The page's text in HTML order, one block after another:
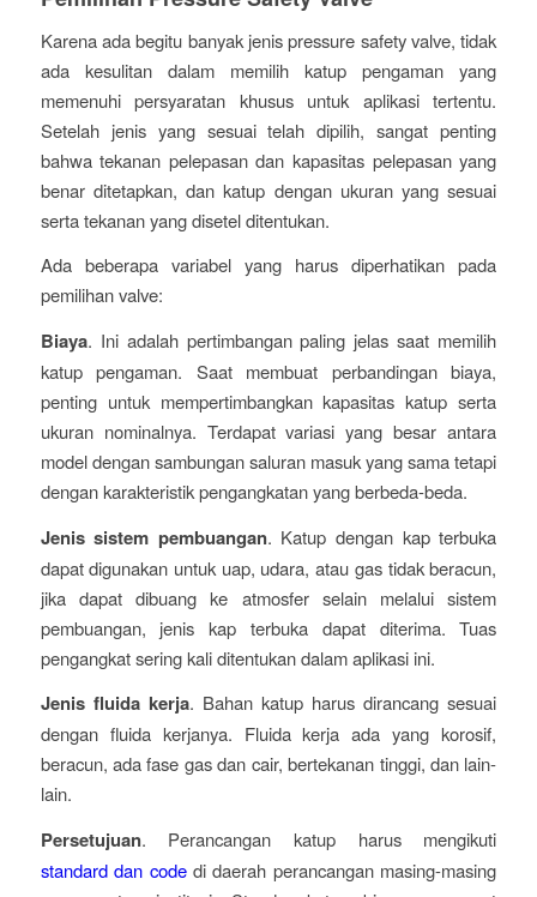
Karena ada begitu banyak jenis pressure safety valve, tidak
ada kesulitan dalam memilih katup pengaman yang
memenuhi persyaratan khusus untuk aplikasi tertentu.
Setelah jenis yang sesuai telah dipilih, sangat penting
bahwa tekanan pelepasan dan kapasitas pelepasan yang
benar ditetapkan, dan katup dengan ukuran yang sesuai
serta tekanan yang disetel ditentukan.
Ada beberapa variabel yang harus diperhatikan pada
pemilihan valve:
Biaya. Ini adalah pertimbangan paling jelas saat memilih
katup pengaman. Saat membuat perbandingan biaya,
penting untuk mempertimbangkan kapasitas katup serta
ukuran nominalnya. Terdapat variasi yang besar antara
model dengan sambungan saluran masuk yang sama tetapi
dengan karakteristik pengangkatan yang berbeda-beda.
Jenis sistem pembuangan. Katup dengan kap terbuka
dapat digunakan untuk uap, udara, atau gas tidak beracun,
jika dapat dibuang ke atmosfer selain melalui sistem
pembuangan, jenis kap terbuka dapat diterima. Tuas
pengangkat sering kali ditentukan dalam aplikasi ini.
Jenis fluida kerja. Bahan katup harus dirancang sesuai
dengan fluida kerjanya. Fluida kerja ada yang korosif,
beracun, ada fase gas dan cair, bertekanan tinggi, dan lain-
lain.
Persetujuan. Perancangan katup harus mengikuti
standard dan codedi daerah perancangan masing-masing